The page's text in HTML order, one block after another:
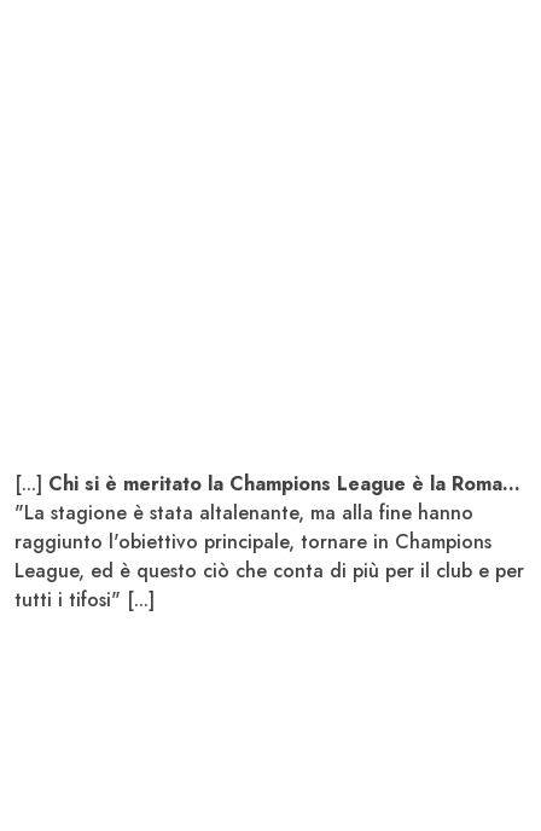
[...] Chi si è meritato la Champions League è la Roma...
"La stagione è stata altalenante, ma alla fine hanno
raggiunto l'obiettivo principale, tornare in Champions
League, ed è questo ciò che conta di più per il club e per
tutti i tifosi" [...]